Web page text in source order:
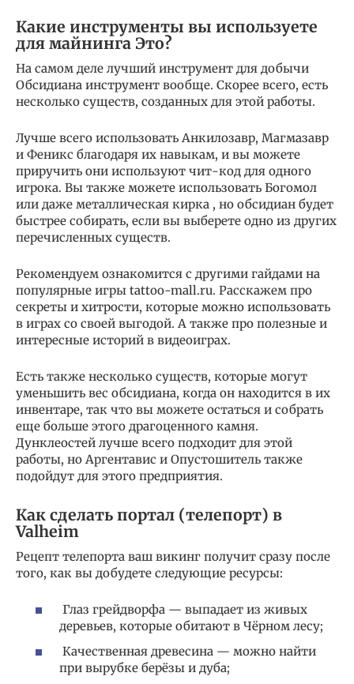
Какие инструменты вы используете
для майнинга Это?
На самом деле лучший инструмент для добычи
Обсидиана инструмент вообще. Скорее всего, есть
несколько существ, созданных для этой работы.
Лучше всего использовать Анкилозавр, Магмазавр
и Феникс благодаря их навыкам, и вы можете
приручить они используют чит-код для одного
игрока. Вы также можете использовать Богомол
или даже металлическая кирка , но обсидиан будет
быстрее собирать, если вы выберете одно из других
перечисленных существ.
Рекомендуем ознакомится с другими гайдами на
популярные игры tattoo-mall.ru. Расскажем про
секреты и хитрости, которые можно использовать
в играх со своей выгодой. А также про полезные и
интересные историй в видеоиграх.
Есть также несколько существ, которые могут
уменьшить вес обсидиана, когда он находится в их
инвентаре, так что вы можете остаться и собрать
еще больше этого драгоценного камня.
Дунклеостей лучше всего подходит для этой
работы, но Аргентавис и Опустошитель также
подойдут для этого предприятия.
Как сделать портал (телепорт) в
Valheim
Рецепт телепорта ваш викинг получит сразу после
того, как вы добудете следующие ресурсы:
Глаз грейдворфа — выпадает из живых
деревьев, которые обитают в Чёрном лесу;
Качественная древесина — можно найти
при вырубке берёзы и дуба;